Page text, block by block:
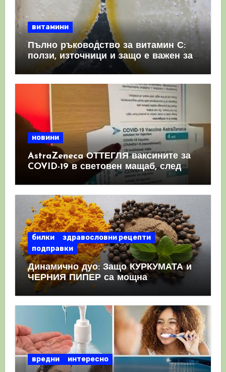
витамини
Пълно ръководство за витамин С:
ползи, източници и защо е важен за
имунната система
новини
AstraZeneca ОТТЕГЛЯ ваксините за
COVID-19 в световен мащаб, след
като призна, че те причиняват
билки
здравословни рецепти
подправки
Динамично дуо: Защо КУРКУМАТА и
ЧЕРНИЯ ПИПЕР са мощна
комбинация
вредни интересно